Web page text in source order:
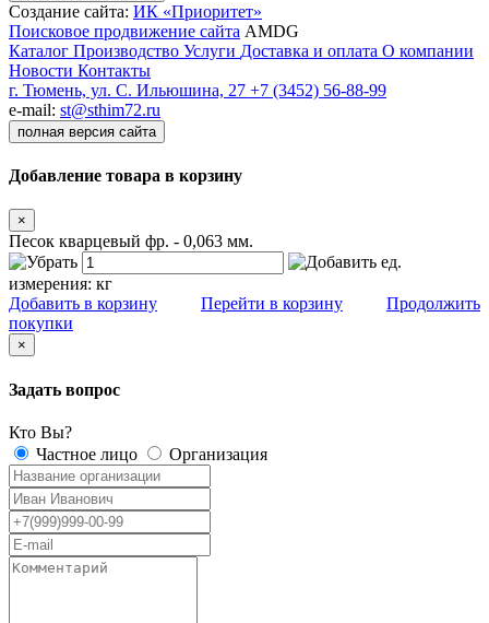
Создание сайта: ИК «Приоритет»
Поисковое продвижение сайта AMDG
Каталог Производство Услуги Доставка и оплата О компании
Новости Контакты
г. Тюмень, ул. С. Ильюшина, 27 +7 (3452) 56-88-99
e-mail: st@sthim72.ru
полная версия сайта
Добавление товара в корзину
×
Песок кварцевый фр. - 0,063 мм.
ед.
измерения: кг
Добавить в корзину
Перейти в корзину
Продолжить
покупки
×
Задать вопрос
Кто Вы?
Частное лицо
Организация